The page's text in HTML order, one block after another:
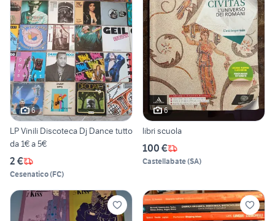
6
LP Vinili Discoteca Dj Dance tutto
da 1€ a 5€
2 €
Cesenatico(FC)
6
libri scuola
100 €
Castellabate(SA)